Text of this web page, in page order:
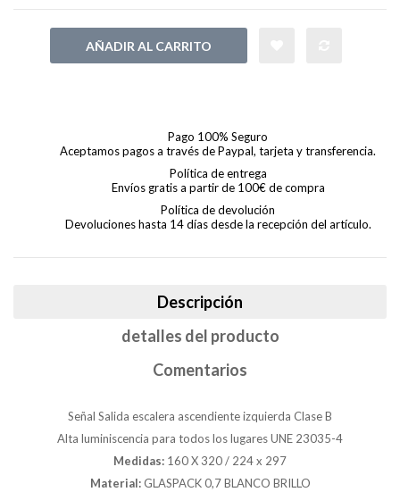
AÑADIR AL CARRITO
Pago 100% Seguro
Aceptamos pagos a través de Paypal, tarjeta y transferencia.
Política de entrega
Envíos gratis a partir de 100€ de compra
Política de devolución
Devoluciones hasta 14 días desde la recepción del artículo.
Descripción
detalles del producto
Comentarios
Señal Salida escalera ascendiente izquierda Clase B
Alta luminiscencia para todos los lugares UNE 23035-4
Medidas: 160 X 320 / 224 x 297
Material:GLASPACK 0,7 BLANCO BRILLO